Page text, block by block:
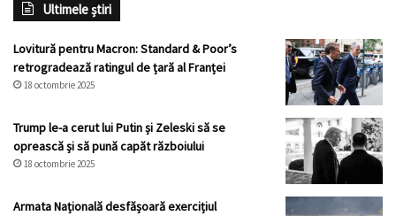
Ultimele știri
Lovitură pentru Macron: Standard & Poor’s
retrogradează ratingul de țară al Franței
18 octombrie 2025
Trump le-a cerut lui Putin și Zeleski să se
oprească și să pună capăt războiului
18 octombrie 2025
Armata Națională desfășoară exercițiul